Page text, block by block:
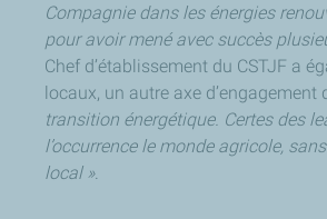
Compagnie dans les énergies
pour avoir mené avec succès
Chef d’établissement du CSTJF a
locaux, un autre axe
transition énergétique. Certes des
l’occurrence le monde agricole,
local ».